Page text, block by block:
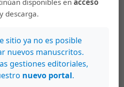
disponibles enacceso
descarga.
sitio ya no es posible
nuevos manuscritos.
gestiones editoriales,
nuevo portal.